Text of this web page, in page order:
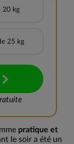
20 kg
25 kg
pratique et
le soir a été un